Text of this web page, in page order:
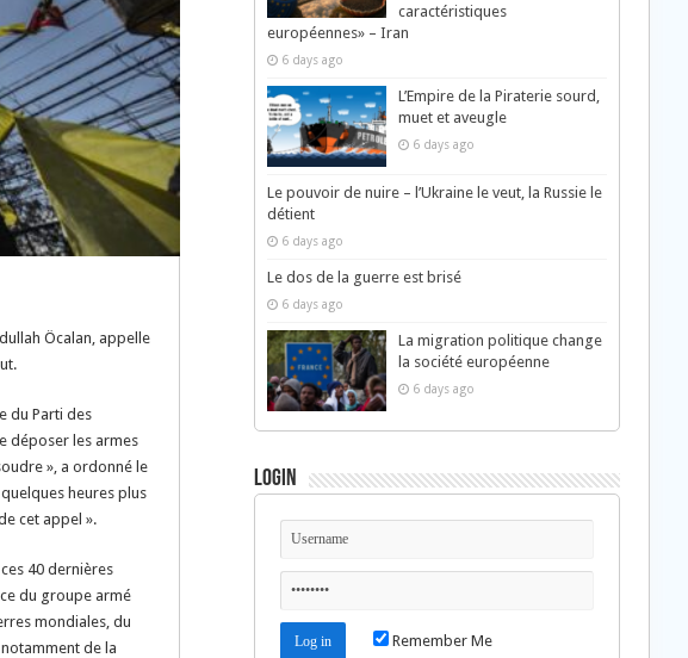
Öcalan, appelle
du Parti des
déposer les armes
», a ordonné le
heures plus
cet appel ».
40 dernières
du groupe armé
mondiales, du
de la
caractéristiques
européennes» – Iran
6 days ago
L’Empire de la Piraterie sourd,
muet et aveugle
6 days ago
Le pouvoir de nuire – l’Ukraine le veut, la Russie le
détient
6 days ago
Le dos de la guerre est brisé
6 days ago
La migration politique change
la société européenne
6 days ago
Login
Remember Me